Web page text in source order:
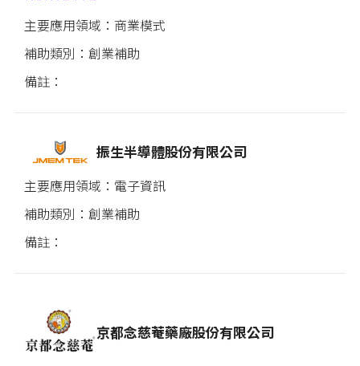
商業模式
創業補助
振生半導體股份有限公司
電子資訊
創業補助
京都念慈菴藥廠股份有限公司